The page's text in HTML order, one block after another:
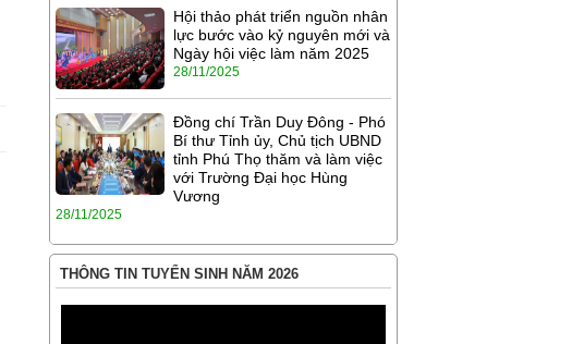
Hội thảo phát triển nguồn nhân
lực bước vào kỷ nguyên mới và
Ngày hội việc làm năm 2025
28/11/2025
Đồng chí Trần Duy Đông - Phó
Bí thư Tỉnh ủy, Chủ tịch UBND
tỉnh Phú Thọ thăm và làm việc
với Trường Đại học Hùng
Vương
28/11/2025
THÔNG TIN TUYỂN SINH NĂM 2026